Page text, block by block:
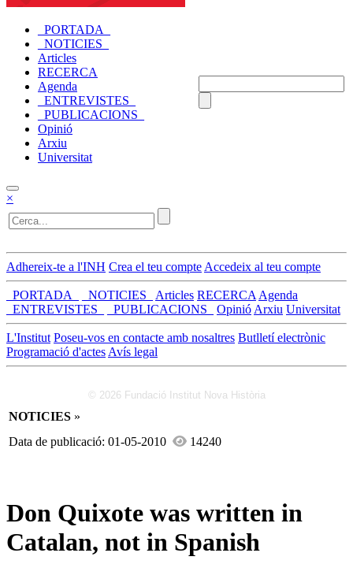
_PORTADA_
_NOTICIES_
Articles
RECERCA
Agenda
_ENTREVISTES_
_PUBLICACIONS_
Opinió
Arxiu
Universitat
×
Adhereix-te a l'INH Crea el teu compte Accedeix al teu compte
_PORTADA_ _NOTICIES_ Articles RECERCA Agenda
_ENTREVISTES_
_PUBLICACIONS_ Opinió Arxiu Universitat
L'Institut Poseu-vos en contacte amb nosaltres Butlletí electrònic
Programació d'actes Avís legal
© 2026 Fundació Institut Nova Història
NOTICIES »
Data de publicació: 01-05-2010
14240
Don Quixote was written in
Catalan, not in Spanish